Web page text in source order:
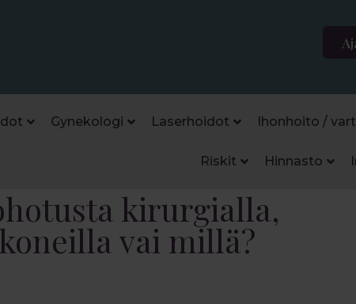
Gynekologi Laserhoidot Ihonhoito /
Riskit Hinnasto
kirurgialla,
vai millä?